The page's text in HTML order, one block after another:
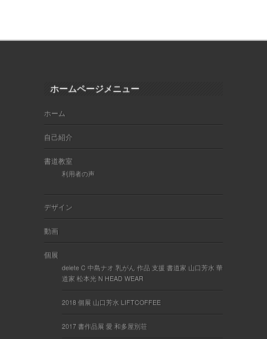
ホームページメニュー
ホーム
自己紹介
書道教室
利用者の声
デザイン
動画
個展
delete C 中島ナオ 乳がん 作品 支援 書道家 山口芳水 華
道家 松本光 N HEAD WEAR
2018 個展 山口芳水 LIFTCOFFEE
2017 書作品展 愛 和多屋別荘